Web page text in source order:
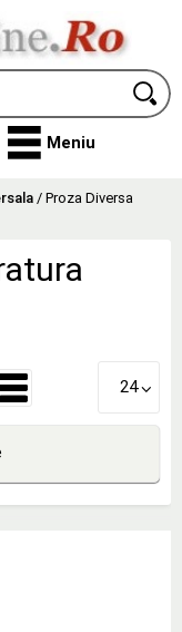
Meniu
/ Proza Diversa
24